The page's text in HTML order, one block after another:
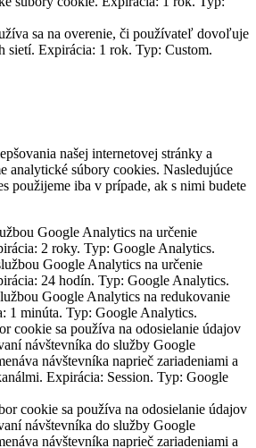
sa na overenie, či používateľ dovoľuje
sietí. Expirácia: 1 rok. Typ: Custom.
našej internetovej stránky a
analytické súbory cookies. Nasledujúce
použijeme iba v prípade, ak s nimi budete
Google Analytics na určenie
2 roky. Typ: Google Analytics.
Google Analytics na určenie
24 hodín. Typ: Google Analytics.
Google Analytics na redukovanie
1 minúta. Typ: Google Analytics.
cookie sa používa na odosielanie údajov
návštevníka do služby Google
návštevníka naprieč zariadeniami a
Expirácia: Session. Typ: Google
cookie sa používa na odosielanie údajov
návštevníka do služby Google
návštevníka naprieč zariadeniami a